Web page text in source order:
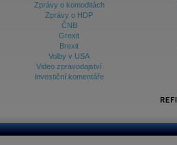
Zprávy o komoditách
Zprávy o HDP
ČNB
Grexit
Brexit
Volby v USA
Video zpravodajství
Investiční komentáře